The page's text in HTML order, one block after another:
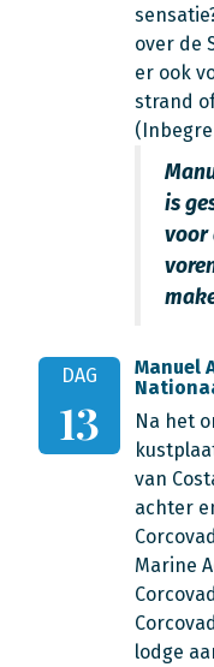
over de
er ook
strand
is
voor
DAG
13
Manuel
Na het
van
achter
Marine
lodge